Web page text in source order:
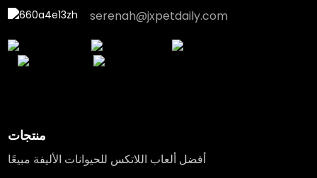
serenah@jxpetdaily.com
منتجات
أفضل ألعاب اللاتكس للحيوانات الأليفة مبيعًا